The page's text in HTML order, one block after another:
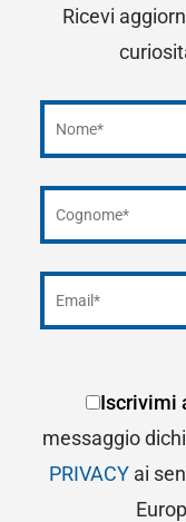
Ricevi
Iscrivimi
messaggio
PRIVACYai